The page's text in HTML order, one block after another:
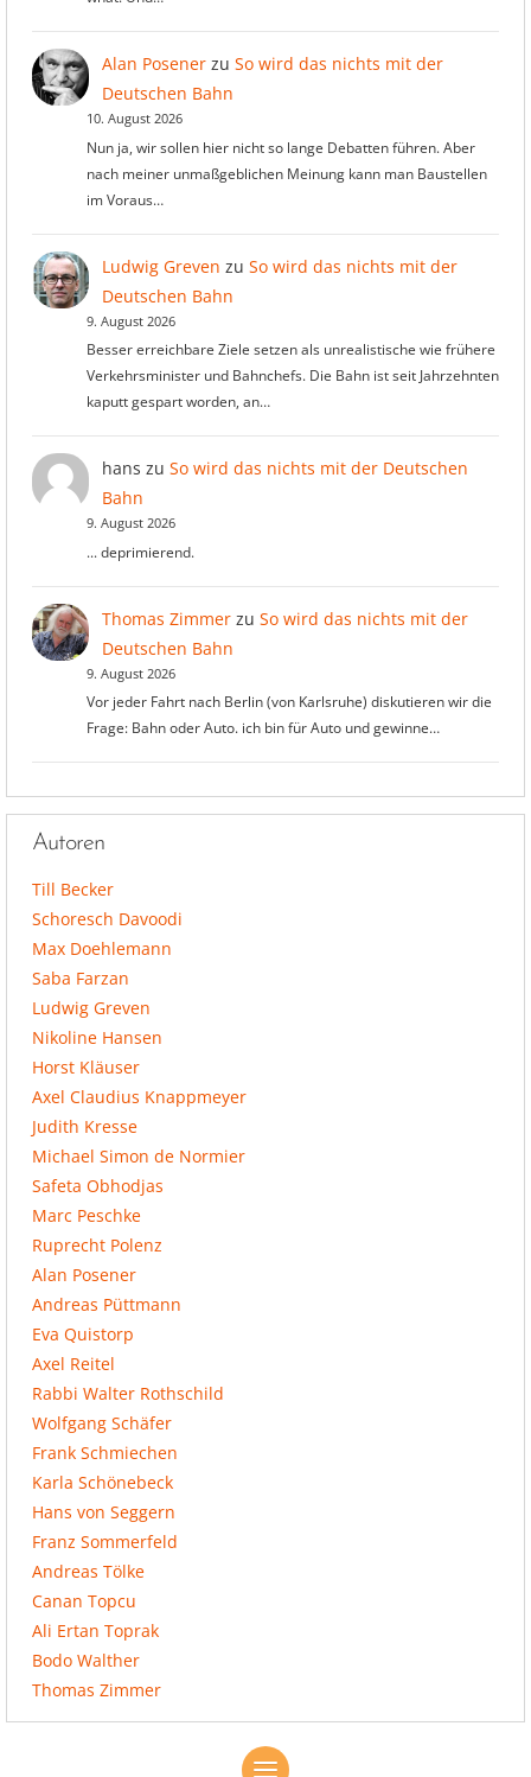
Alan Posenerzu So wird das nichts mit der
Deutschen Bahn
10. August 2026
Nun ja, wir sollen hier nicht so lange Debatten führen. Aber
nach meiner unmaßgeblichen Meinung kann man Baustellen
im Voraus…
Ludwig Greven zu So wird das nichts mit der
Deutschen Bahn
9. August 2026
Besser erreichbare Ziele setzen als unrealistische wie frühere
Verkehrsminister und Bahnchefs. Die Bahn ist seit Jahrzehnten
kaputt gespart worden, an…
hans zu So wird das nichts mit der Deutschen
Bahn
9. August 2026
... deprimierend.
Thomas Zimmerzu So wird das nichts mit der
Deutschen Bahn
9. August 2026
Vor jeder Fahrt nach Berlin (von Karlsruhe) diskutieren wir die
Frage: Bahn oder Auto. ich bin für Auto und gewinne…
Autoren
Till Becker
Schoresch Davoodi
Max Doehlemann
Saba Farzan
Ludwig Greven
Nikoline Hansen
Horst Kläuser
Axel Claudius Knappmeyer
Judith Kresse
Michael Simon de Normier
Safeta Obhodjas
Marc Peschke
Ruprecht Polenz
Alan Posener
Andreas Püttmann
Eva Quistorp
Axel Reitel
Rabbi Walter Rothschild
Wolfgang Schäfer
Frank Schmiechen
Karla Schönebeck
Hans von Seggern
Franz Sommerfeld
Andreas Tölke
Canan Topcu
Ali Ertan Toprak
Bodo Walther
Thomas Zimmer